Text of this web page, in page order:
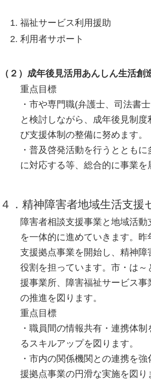
福祉サービス利用援助
利用者サポート
（２）成年後見活用あんしん生活
重点目標
・市や専門職(弁護士、司法書
と検討しながら、成年後見制度
び支援体制の整備に努めます。
・普及啓発活動を行うととも
に対応する等、総合的に事業を
４．精神障害者地域生活支援
障害者相談支援事業と地域活動
を一体的に進めていきます。
支援拠点事業を開始し、精神障
役割を担っています。市・は～
援事業所、障害福祉サービス事
の推進を図ります。
重点目標
・職員間の情報共有・連携体
るスキルアップを図ります。
・市内の関係機関との連携を
援拠点事業の円滑な実施を図り